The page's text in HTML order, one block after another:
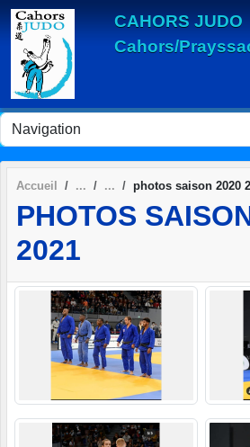
CAHORS JUDO
Cahors/
Accueil photos saison 2020
PHOTOS
2021
Panneau de gestion des cookies